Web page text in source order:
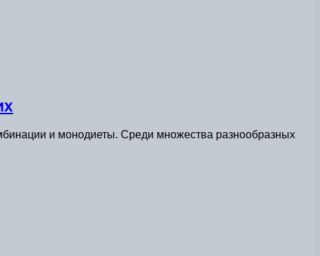
и монодиеты. Среди множества разнообразных